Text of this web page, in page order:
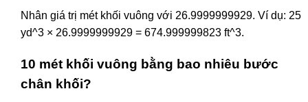
Nhân giá trị mét khối vuông với 26.9999999929. Ví dụ: 25
yd^3 × 26.9999999929 = 674.999999823 ft^3.
10 mét khối vuông bằng bao nhiêu bước
chân khối?